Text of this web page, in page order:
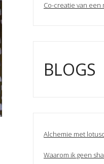
Co-creatie van een
BLOGS
Alchemie met
Waarom ik geen